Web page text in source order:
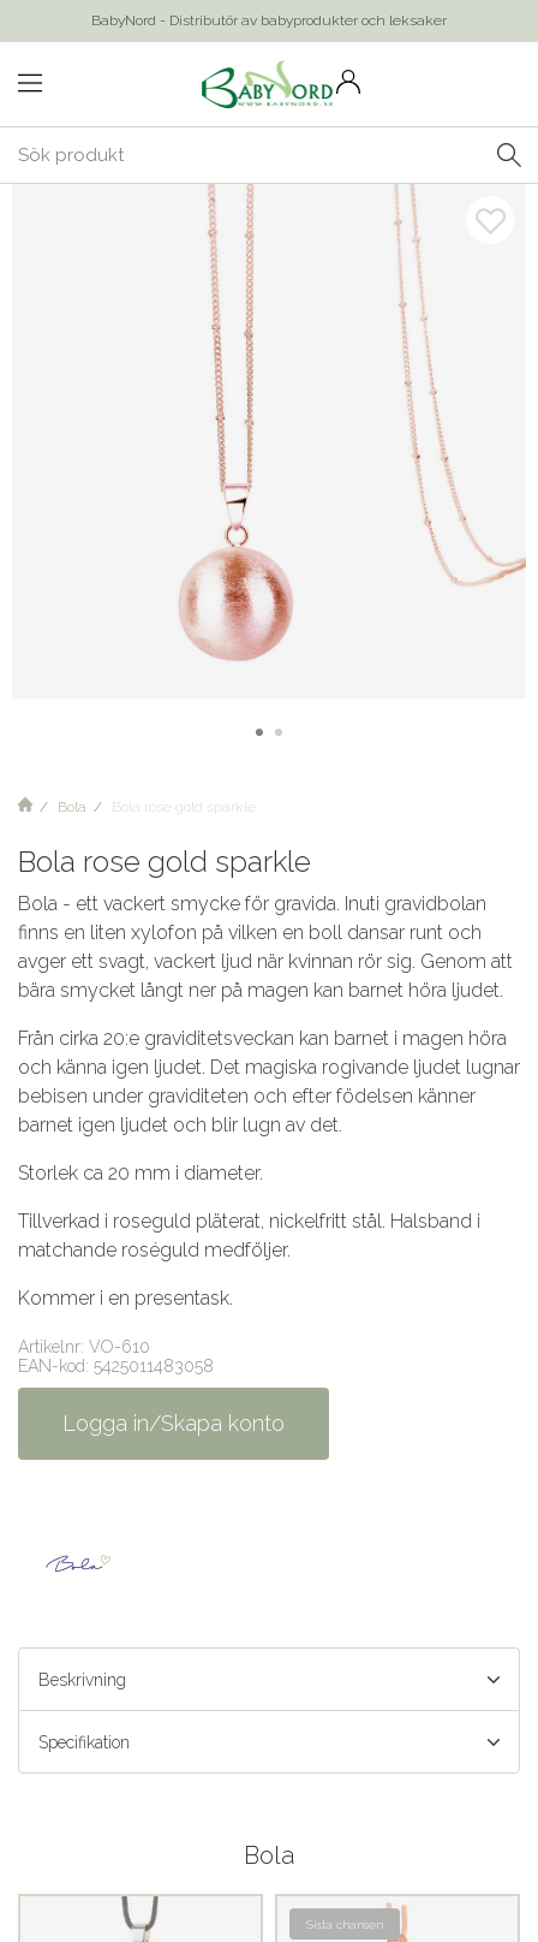
BabyNord - Distributör av babyprodukter och leksaker
Bola Bola rose gold sparkle
Bola rose gold sparkle
Bola - ett vackert smycke för gravida. Inuti gravidbolan
finns en liten xylofon på vilken en boll dansar runt och
avger ett svagt, vackert ljud när kvinnan rör sig. Genom att
bära smycket långt ner på magen kan barnet höra ljudet.
Från cirka 20:e graviditetsveckan kan barnet i magen höra
och känna igen ljudet. Det magiska rogivande ljudet lugnar
bebisen under graviditeten och efter födelsen känner
barnet igen ljudet och blir lugn av det.
Storlek ca 20 mm i diameter.
Tillverkad i roseguld pläterat, nickelfritt stål. Halsband i
matchande roséguld medföljer.
Kommer i en presentask.
Artikelnr: VO-610
EAN-kod: 5425011483058
Logga in/Skapa konto
Beskrivning
Specifikation
Bola
Sista chansen